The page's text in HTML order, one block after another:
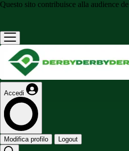
Questo sito contribuisce alla audience de
Accedi
Modifica profilo Logout